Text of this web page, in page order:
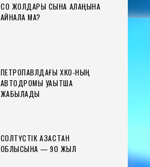
СҚО ЖОЛДАРЫ СЫНАҚ АЛАҢЫНА
АЙНАЛА МА?
ПЕТРОПАВЛДАҒЫ ХҚКО-НЫҢ
АВТОДРОМЫ УАҚЫТША
ЖАБЫЛАДЫ
СОЛТҮСТІК ҚАЗАҚСТАН
ОБЛЫСЫНА — 90 ЖЫЛ